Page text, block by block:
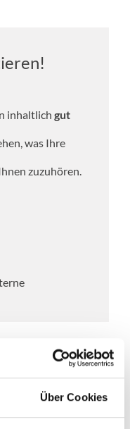
Über Cookies
inhaltlich gut
was Ihre
zuzuhören.